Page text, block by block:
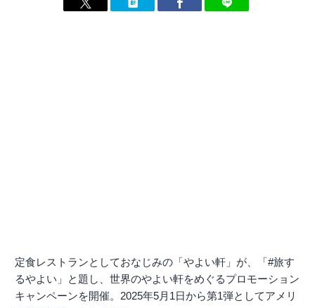
定食レストランとしておなじみの「やよい軒」が、「#旅す
るやよい」と題し、世界のやよい軒をめぐるプロモーション
キャンペーンを開催。2025年5月1日から第1弾としてアメリ